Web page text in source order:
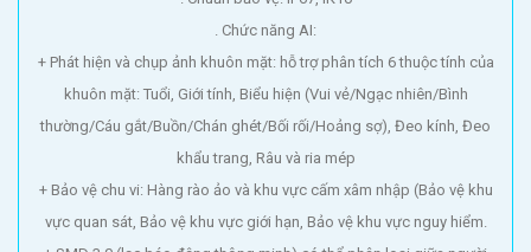
. Chức năng AI:
+ Phát hiện và chụp ảnh khuôn mặt: hỗ trợ phân tích 6 thuộc tính của
khuôn mặt: Tuổi, Giới tính, Biểu hiện (Vui vẻ/Ngạc nhiên/Bình
thường/Cáu gắt/Buồn/Chán ghét/Bối rối/Hoảng sợ), Đeo kính, Đeo
khẩu trang, Râu và ria mép
+ Bảo vệ chu vi: Hàng rào ảo và khu vực cấm xâm nhập (Bảo vệ khu
vực quan sát, Bảo vệ khu vực giới hạn, Bảo vệ khu vực nguy hiểm.